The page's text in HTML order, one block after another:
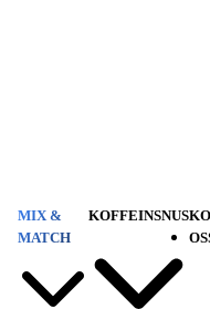
MIX &
MATCH
KOFFEINSNUS